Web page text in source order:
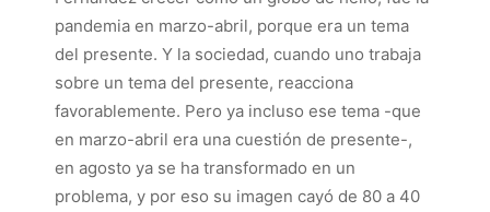
pandemia en marzo-abril, porque era un tema
del presente. Y la sociedad, cuando uno trabaja
sobre un tema del presente, reacciona
favorablemente. Pero ya incluso ese tema -que
en marzo-abril era una cuestión de presente-,
en agosto ya se ha transformado en un
problema, y por eso su imagen cayó de 80 a 40